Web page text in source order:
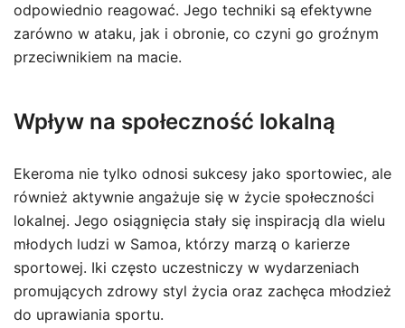
odpowiednio reagować. Jego techniki są efektywne
zarówno w ataku, jak i obronie, co czyni go groźnym
przeciwnikiem na macie.
Wpływ na społeczność lokalną
Ekeroma nie tylko odnosi sukcesy jako sportowiec, ale
również aktywnie angażuje się w życie społeczności
lokalnej. Jego osiągnięcia stały się inspiracją dla wielu
młodych ludzi w Samoa, którzy marzą o karierze
sportowej. Iki często uczestniczy w wydarzeniach
promujących zdrowy styl życia oraz zachęca młodzież
do uprawiania sportu.